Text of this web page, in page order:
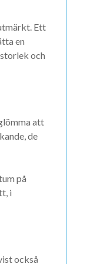
Ett
en
och
att
de
på
i
också